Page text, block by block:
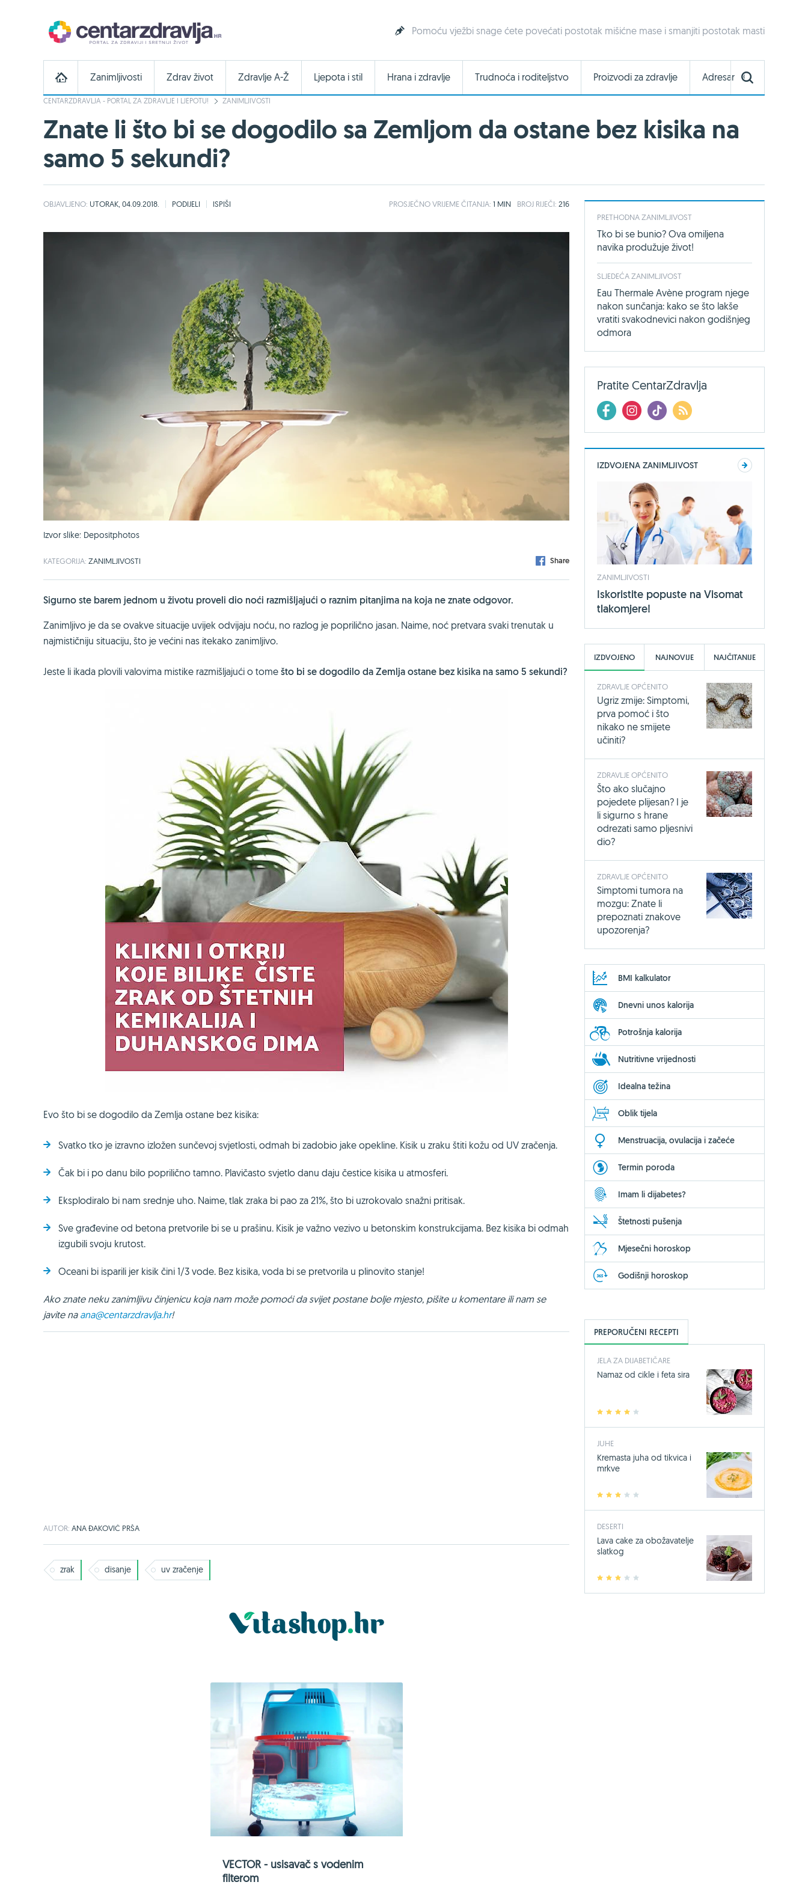
Pomoću vježbi snage ćete povećati postotak mišićne mase i smanjiti postotak masti
Zanimljivosti Zdrav život Zdravlje A-Ž Ljepota i stil Hrana i zdravlje Trudnoća i roditeljstvo Proizvodi za zdravlje Adresar
CENTARZDRAVLJA - PORTAL ZA ZDRAVLJE I LJEPOTU! ZANIMLJIVOSTI
Znate li što bi se dogodilo sa Zemljom da ostane bez kisika na
samo 5 sekundi?
OBJAVLJENO: UTORAK, 04.09.2018. PODIJELI ISPIŠI PROSJEČNOVRIJEME ČITANJA: 1 MIN BROJ RIJEČI: 216
Izvor slike: Depositphotos
KATEGORIJA: ZANIMLJIVOSTI Share
Sigurno ste barem jednom u životu proveli dio noći razmišljajući o raznim pitanjima na koja ne znate odgovor.
Zanimljivo je da se ovakve situacije uvijek odvijaju noću, no razlog je poprilično jasan. Naime, noć pretvara svaki trenutak u
najmističniju situaciju, što je većini nas itekako zanimljivo.
Jeste li ikada plovili valovima mistike razmišljajući o tome što bi se dogodilo da Zemlja ostane bez kisika na samo 5 sekundi?
Evo što bi se dogodilo da Zemlja ostane bez kisika:
Svatko tko je izravno izložen sunčevoj svjetlosti, odmah bi zadobio jake opekline. Kisik u zraku štiti kožu od UV zračenja.
Čak bi i po danu bilo poprilično tamno. Plavičasto svjetlo danu daju čestice kisika u atmosferi.
Eksplodiralo bi nam srednje uho. Naime, tlak zraka bi pao za 21%, što bi uzrokovalo snažni pritisak.
Sve građevine od betona pretvorile bi se u prašinu. Kisik je važno vezivo u betonskim konstrukcijama. Bez kisika bi odmah
izgubili svoju krutost.
Oceani bi isparili jer kisik čini 1/3 vode. Bez kisika, voda bi se pretvorila u plinovito stanje!
Ako znate neku zanimljivu činjenicu koja nam može pomoći da svijet postane bolje mjesto, pišite u komentare ili nam se
javite na ana@centarzdravlja.hr!
AUTOR: ANA ĐAKOVIĆ PRŠA
zrak disanje uv zračenje
VECTOR - usisavač s vodenim
filterom
PRETHODNA ZANIMLJIVOST
Tko bi se bunio? Ova omiljena
navika produžuje život!
SLJEDEĆA ZANIMLJIVOST
Eau Thermale Avène program njege
nakon sunčanja: kako se što lakše
vratiti svakodnevici nakon godišnjeg
odmora
Pratite CentarZdravlja
IZDVOJENA ZANIMLJIVOST
ZANIMLJIVOSTI
Iskoristite popuste na Visomat
tlakomjere!
IZDVOJENO NAJNOVIJE NAJČITANIJE
ZDRAVLJE OPĆENITO
Ugriz zmije: Simptomi,
prva pomoć i što
nikako ne smijete
učiniti?
ZDRAVLJE OPĆENITO
Što ako slučajno
pojedete plijesan? I je
li sigurno s hrane
odrezati samo pljesnivi
dio?
ZDRAVLJE OPĆENITO
Simptomi tumora na
mozgu: Znate li
prepoznati znakove
upozorenja?
BMI kalkulator
Dnevni unos kalorija
Potrošnja kalorija
Nutritivne vrijednosti
Idealna težina
Oblik tijela
Menstruacija, ovulacija i začeće
Termin poroda
Imam li dijabetes?
Štetnosti pušenja
Mjesečni horoskop
Godišnji horoskop
PREPORUČENI RECEPTI
JELA ZA DIJABETIČARE
2 3 4
Namaz od cikle i feta sira
JUHE
2 3 4
Kremasta juha od tikvica i
mrkve
DESERTI
2 3 4
Lava cake za obožavatelje
slatkog